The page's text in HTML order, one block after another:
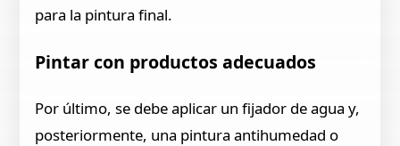
para la pintura final.
Pintar con productos adecuados
Por último, se debe aplicar un fijador de agua y,
posteriormente, una pintura antihumedad o